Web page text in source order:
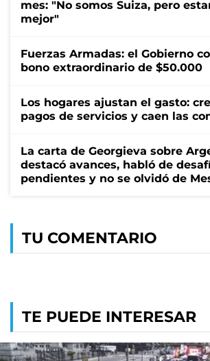
mes: "No somos Suiza, pero
mejor"
Fuerzas Armadas: el Gobierno
bono extraordinario de $50.000
Los hogares ajustan el gasto:
pagos de servicios y caen las
La carta de Georgieva sobre
destacó avances, habló de
pendientes y no se olvidó de
TU COMENTARIO
TE PUEDE INTERESAR